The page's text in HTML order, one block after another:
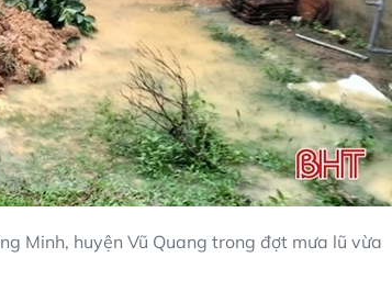
Minh, huyện Vũ Quang trong đợt mưa lũ vừa